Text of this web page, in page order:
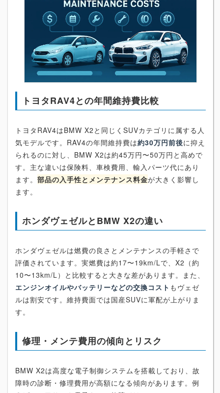
トヨタRAV4との年間維持費比較
トヨタRAV4はBMW X2と同じくSUVカテゴリに属する人
気モデルです。RAV4の年間維持費は約30万円前後に抑え
られるのに対し、BMW X2は約45万円〜50万円と高めで
す。主な違いは保険料、車検費用、輸入パーツ代にあり
ます。 部品の入手性とメンテナンス料金が大きく影響し
ます。
ホンダヴェゼルとBMW X2の違い
ホンダヴェゼルは燃費の良さとメンテナンスの手軽さで
評価されています。実燃費は約17〜19km/Lで、X2（約
10〜13km/L）と比較すると大きな差があります。また、
エンジンオイルやバッテリーなどの交換コスト もヴェゼ
ルは割安です。維持費面では国産SUVに軍配が上がりま
す。
修理・メンテ費用の傾向とリスク
BMW X2は高度な電子制御システムを搭載しており、故
障時の診断・修理費用が高額になる傾向があります。例